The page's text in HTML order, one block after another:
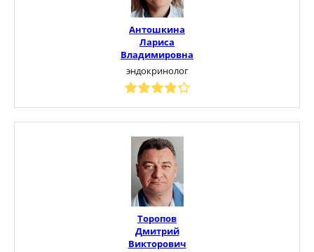
Антошкина
Лариса
Владимировна
эндокринолог
Торопов
Дмитрий
Викторович